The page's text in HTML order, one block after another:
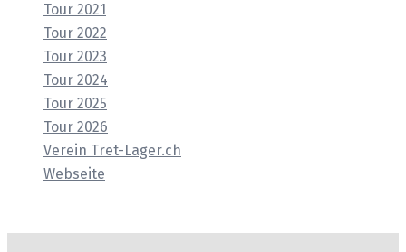
Tour 2021
Tour 2022
Tour 2023
Tour 2024
Tour 2025
Tour 2026
Verein Tret-Lager.ch
Webseite